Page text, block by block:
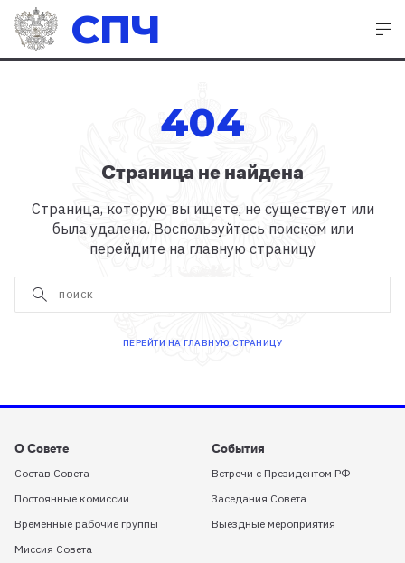
СПЧ
404
Страница не найдена
Страница, которую вы ищете, не существует или
была удалена. Воспользуйтесь поиском или
перейдите на главную страницу
ПЕРЕЙТИ НА ГЛАВНУЮ СТРАНИЦУ
О Совете
Состав Совета
Постоянные комиссии
Временные рабочие группы
Миссия Совета
События
Встречи с Президентом РФ
Заседания Совета
Выездные мероприятия